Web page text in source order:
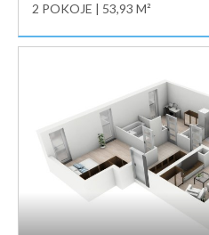
2 POKOJE 53,93 M²